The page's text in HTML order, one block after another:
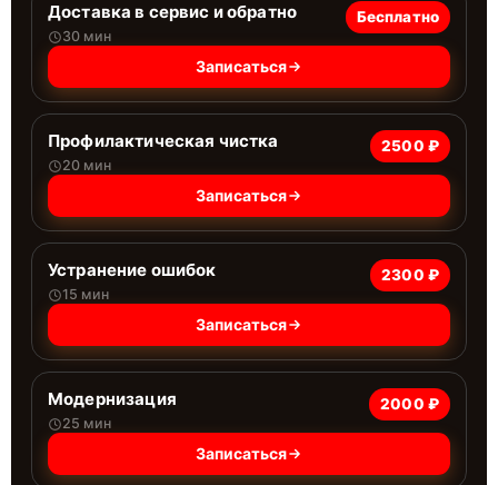
Доставка в сервис и обратно
30 мин
Бесплатно
Записаться
Профилактическая чистка
20 мин
2500 ₽
Записаться
Устранение ошибок
15 мин
2300 ₽
Записаться
Модернизация
25 мин
2000 ₽
Записаться